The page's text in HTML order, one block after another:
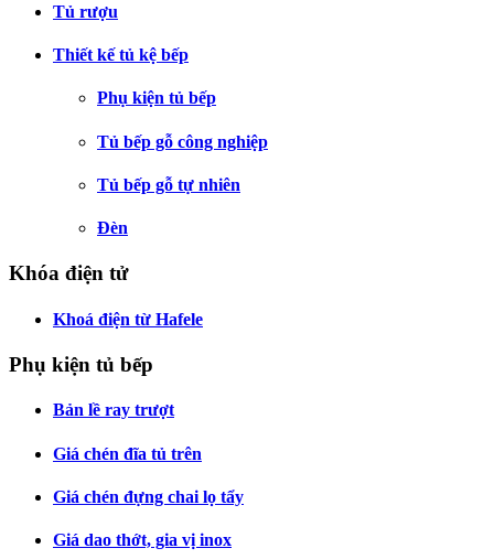
Tủ rượu
Thiết kế tủ kệ bếp
Phụ kiện tủ bếp
Tủ bếp gỗ công nghiệp
Tủ bếp gỗ tự nhiên
Đèn
Khóa điện tử
Khoá điện từ Hafele
Phụ kiện tủ bếp
Bản lề ray trượt
Giá chén đĩa tủ trên
Giá chén đựng chai lọ tẩy
Giá dao thớt, gia vị inox